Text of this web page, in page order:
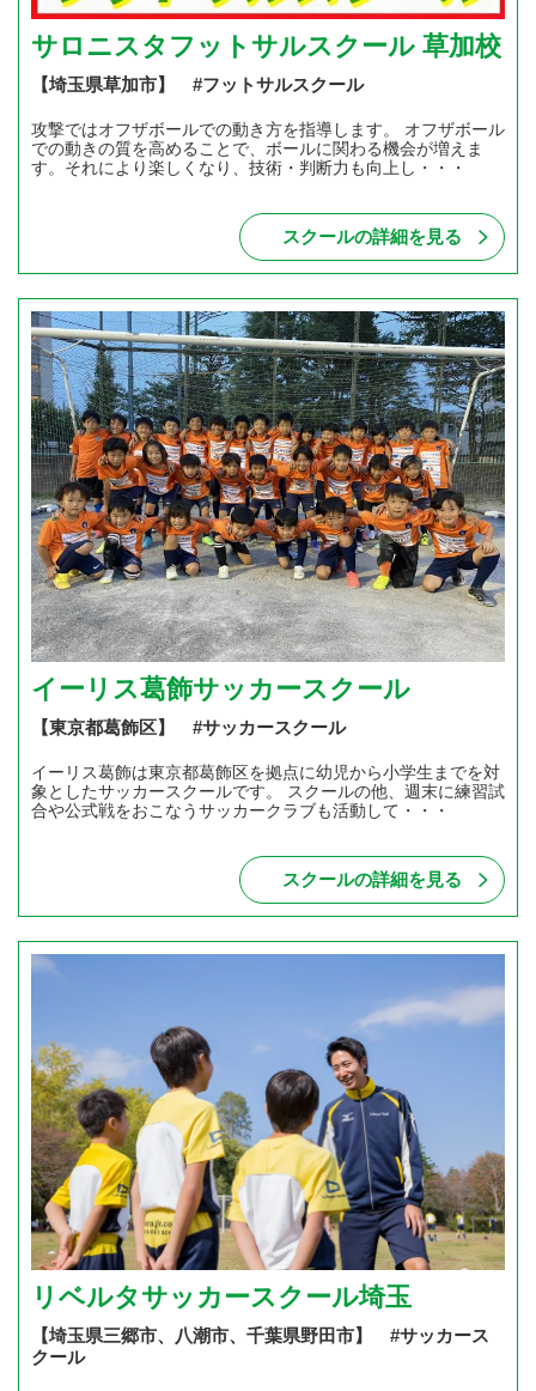
サロニスタフットサルスクール 草加校
【埼玉県草加市】 #フットサルスクール
攻撃ではオフザボールでの動き方を指導します。 オフザボール
での動きの質を高めることで、ボールに関わる機会が増えま
す。それにより楽しくなり、技術・判断力も向上し・・・
スクールの詳細を見る
イーリス葛飾サッカースクール
【東京都葛飾区】 #サッカースクール
イーリス葛飾は東京都葛飾区を拠点に幼児から小学生までを対
象としたサッカースクールです。 スクールの他、週末に練習試
合や公式戦をおこなうサッカークラブも活動して・・・
スクールの詳細を見る
リベルタサッカースクール埼玉
【埼玉県三郷市、八潮市、千葉県野田市】 #サッカース
クール